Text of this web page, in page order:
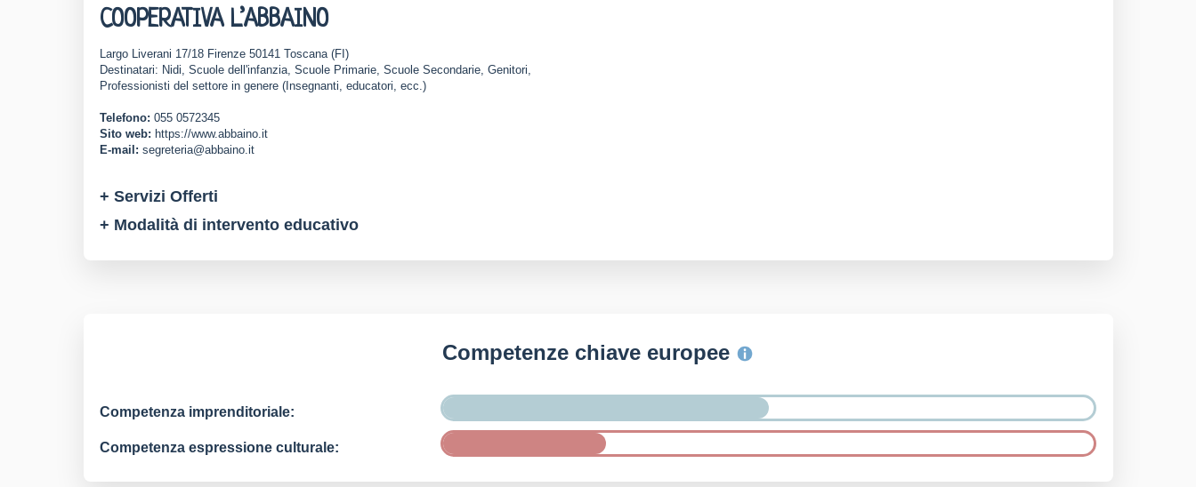
COOPERATIVA L’ABBAINO
Largo Liverani 17/18 Firenze 50141 Toscana (FI)
Destinatari: Nidi, Scuole dell'infanzia, Scuole Primarie, Scuole Secondarie, Genitori,
Professionisti del settore in genere (Insegnanti, educatori, ecc.)
Telefono: 055 0572345
Sito web: https://www.abbaino.it
E-mail: segreteria@abbaino.it
+ Servizi Offerti
+ Modalità di intervento educativo
Competenze chiave europee
Competenza imprenditoriale:
Competenza espressione culturale: